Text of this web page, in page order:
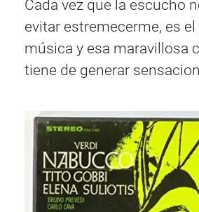
Cada vez que la escucho
evitar estremecerme, es
música y esa maravillosa
tiene de generar